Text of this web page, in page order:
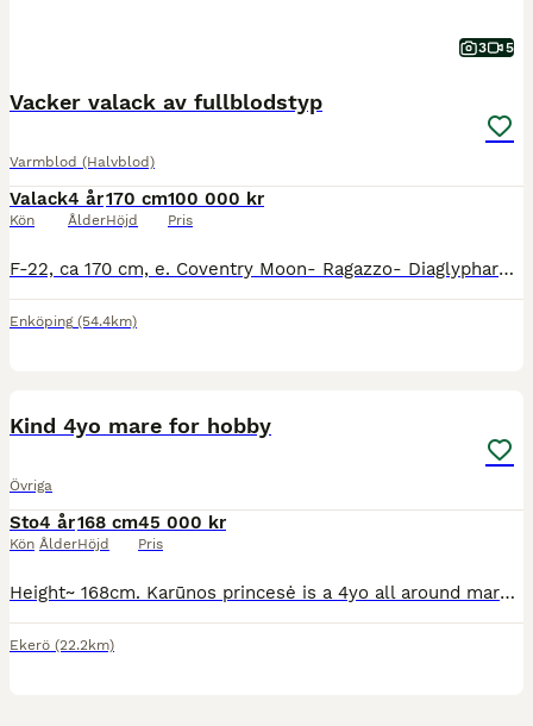
3 5
Vacker valack av fullblodstyp
Varmblod (Halvblod)
Valack
Kön
4 år
Ålder
170 cm
Höjd
100 000 kr
Pris
F-22, ca 170 cm, e. Coventry Moon- Ragazzo- Diaglyphard xx. Egen uppfödning. ​Inriden hösten -25 av utbildad beridare samt mycket tömkörd. Kvick och atletisk häst med väldigt fin hoppförmåga. Mycke
Enköping (54.4km)
Kind 4yo mare for hobby
Övriga
Sto
Kön
4 år
Ålder
168 cm
Höjd
45 000 kr
Pris
Height~ 168cm. Karūnos princesė is a 4yo all around mare. She is a middle type horse, listens to the leg very well, has super comfortable movements which makes her pleasant to ride! The mare learns everything very quickly, easy to handle in every situation, no problems with transport, grooming, does not have any bad habits. Safe in the forest and fields. The horse likes
Ekerö (22.2km)